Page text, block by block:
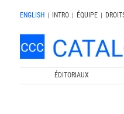
ENGLISH | INTRO | ÉQUIPE |
ÉDITORIAUX